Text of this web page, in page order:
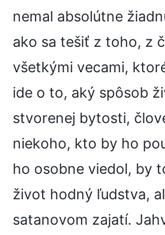
nemal absolútne
ako sa tešiť z toho, z
všetkými vecami,
ide o to, aký spôsob
stvorenej bytosti,
niekoho, kto by ho
ho osobne viedol, by
život hodný ľudstva,
satanovom zajatí.